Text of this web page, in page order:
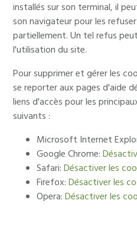
installés sur son terminal, il
son navigateur pour les
partiellement. Un tel refus
l'utilisation du site.
Pour supprimer et gérer les
se reporter aux pages d'aide
liens d'accès pour les
suivants :
Microsoft Internet
Google Chrome:
Safari:Désactiver les
Firefox:Désactiver les
Opera:Désactiver les